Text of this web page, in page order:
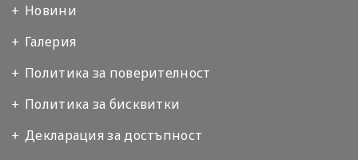
Новини
Галерия
Политика за поверителност
Политика за бисквитки
Декларация за достъпност